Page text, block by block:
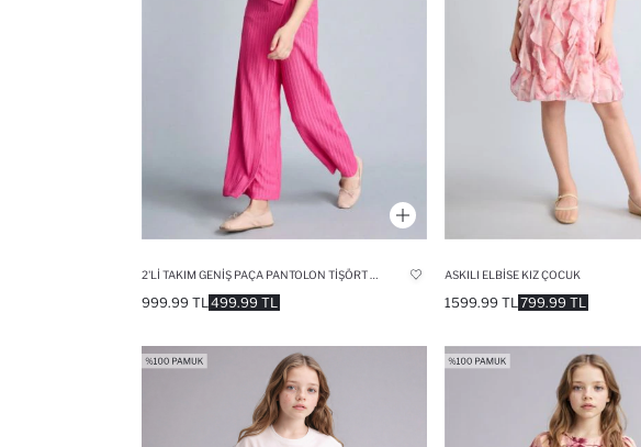
499.99 TL
999.99 TL
ASKILI ELBISE KIZ ÇOCUK
799.99 TL
1599.99 TL